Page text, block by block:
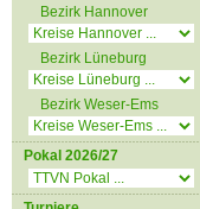
Bezirk Hannover
Bezirk Lüneburg
Bezirk Weser-Ems
Pokal 2026/27